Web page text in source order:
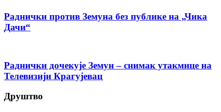
Раднички против Земуна без публике на „Чика
Дачи“
Раднички дочекује Земун – снимак утакмице на
Телевизији Крагујевац
Друштво